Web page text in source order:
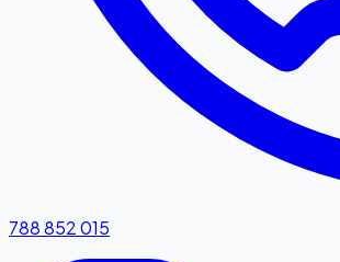
788 852 015